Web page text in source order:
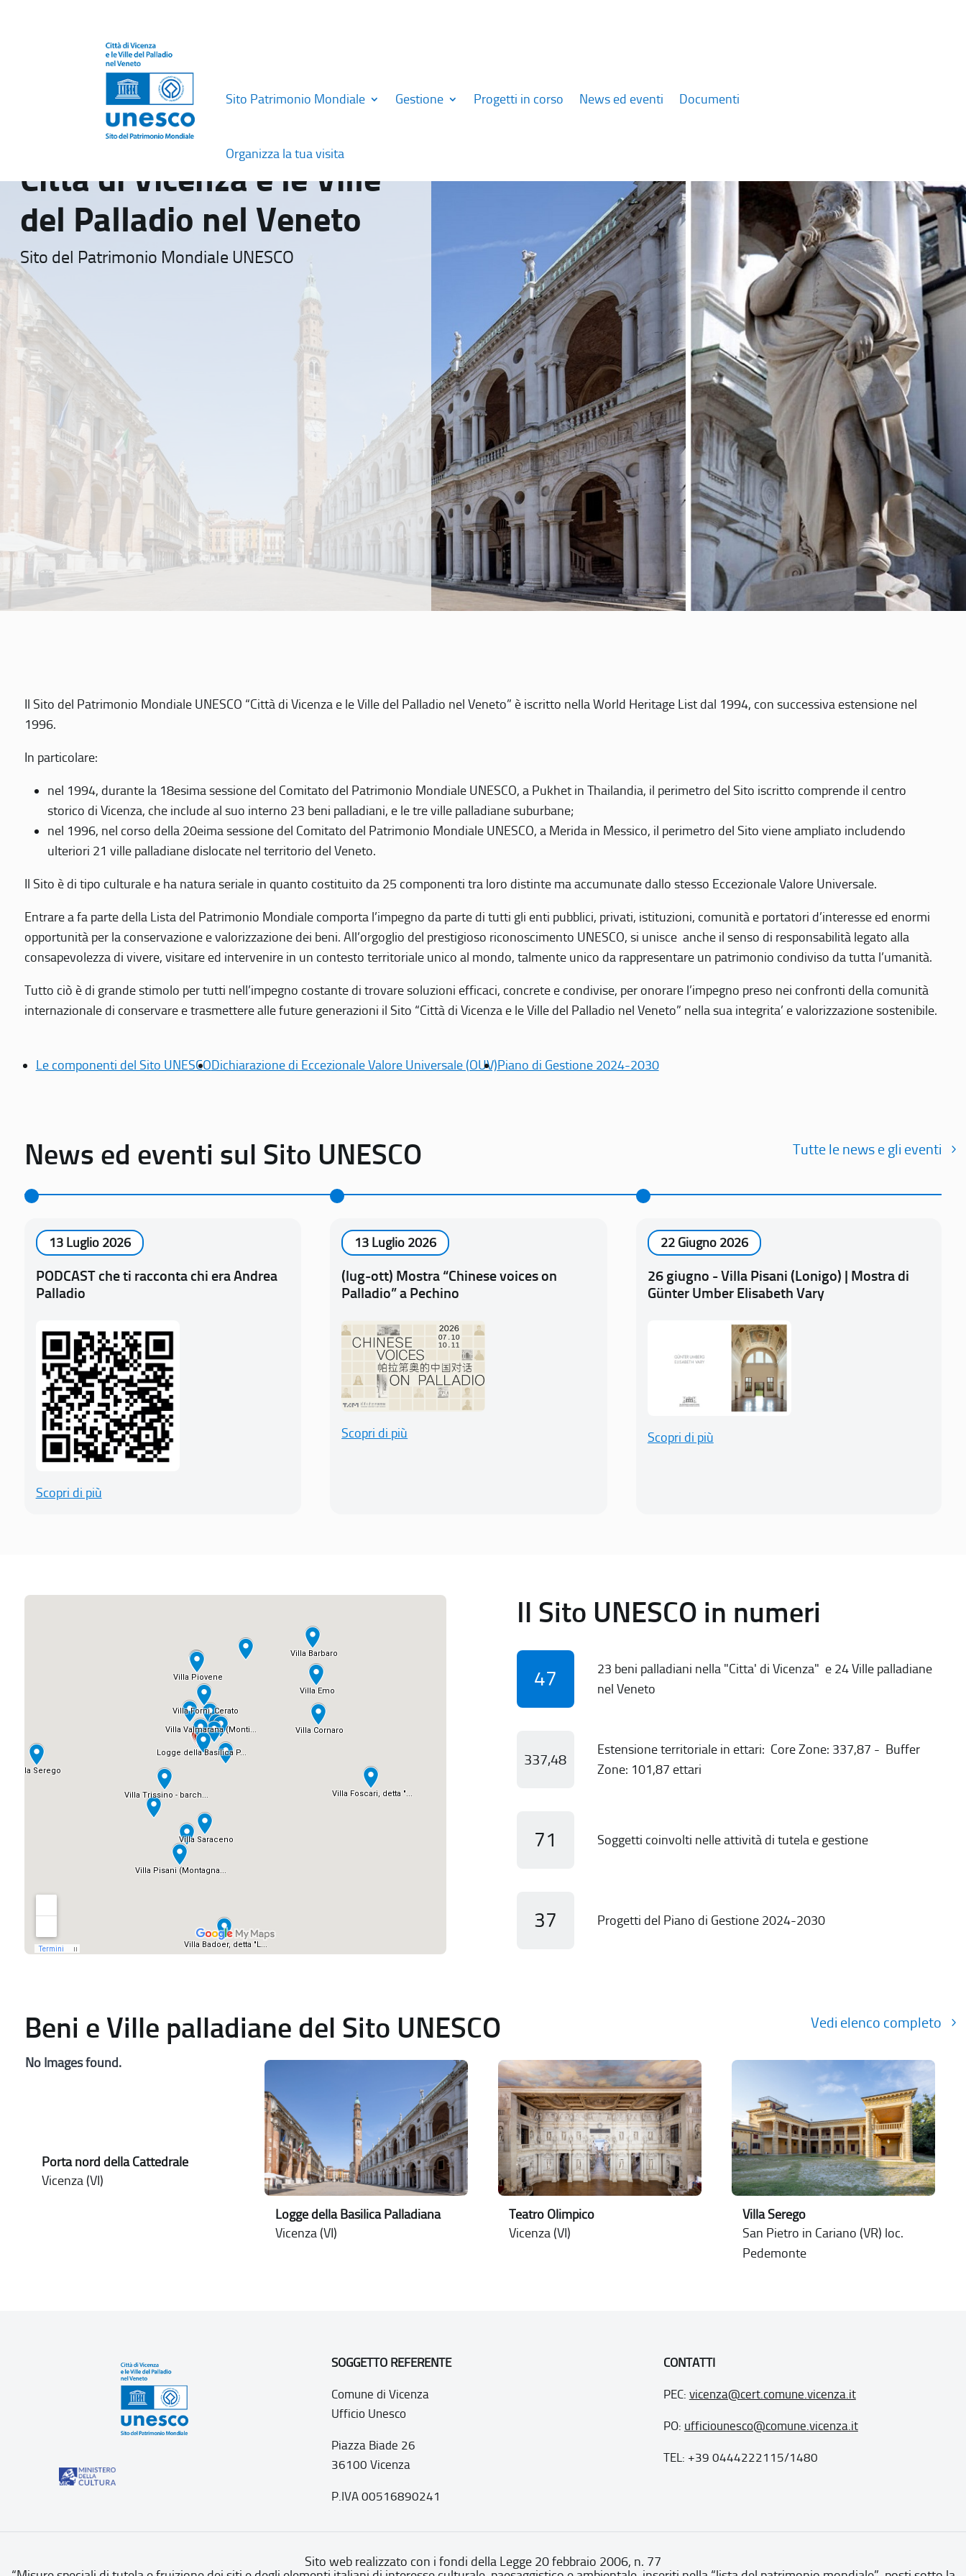
Sito Patrimonio Mondiale Gestione Progetti in corso News ed eventi Documenti
Organizza la tua visita
Città di Vicenza e le Ville
del Palladio nel Veneto
Sito del Patrimonio Mondiale UNESCO
Il Sito del Patrimonio Mondiale UNESCO “Città di Vicenza e le Ville del Palladio nel Veneto” è iscritto nella World Heritage List dal 1994, con successiva estensione nel
1996.
In particolare:
nel 1994, durante la 18esima sessione del Comitato del Patrimonio Mondiale UNESCO, a Pukhet in Thailandia, il perimetro del Sito iscritto comprende il centro
storico di Vicenza, che include al suo interno 23 beni palladiani, e le tre ville palladiane suburbane;
nel 1996, nel corso della 20eima sessione del Comitato del Patrimonio Mondiale UNESCO, a Merida in Messico, il perimetro del Sito viene ampliato includendo
ulteriori 21 ville palladiane dislocate nel territorio del Veneto.
Il Sito è di tipo culturale e ha natura seriale in quanto costituito da 25 componenti tra loro distinte ma accumunate dallo stesso Eccezionale Valore Universale.
Entrare a fa parte della Lista del Patrimonio Mondiale comporta l’impegno da parte di tutti gli enti pubblici, privati, istituzioni, comunità e portatori d’interesse ed enormi
opportunità per la conservazione e valorizzazione dei beni. All’orgoglio del prestigioso riconoscimento UNESCO, si unisce anche il senso di responsabilità legato alla
consapevolezza di vivere, visitare ed intervenire in un contesto territoriale unico al mondo, talmente unico da rappresentare un patrimonio condiviso da tutta l’umanità.
Tutto ciò è di grande stimolo per tutti nell’impegno costante di trovare soluzioni efficaci, concrete e condivise, per onorare l’impegno preso nei confronti della comunità
internazionale di conservare e trasmettere alle future generazioni il Sito “Città di Vicenza e le Ville del Palladio nel Veneto” nella sua integrita’ e valorizzazione sostenibile.
Le componenti del Sito UNESCODichiarazione di Eccezionale Valore Universale (OUV)Piano di Gestione 2024-2030
News ed eventi sul Sito UNESCO Tutte le news e gli eventi
13 Luglio 2026
PODCAST che ti racconta chi era Andrea
Palladio
Scopri di più
13 Luglio 2026
(lug-ott) Mostra “Chinese voices on
Palladio” a Pechino
Scopri di più
22 Giugno 2026
26 giugno - Villa Pisani (Lonigo) | Mostra di
Günter Umber Elisabeth Vary
Scopri di più
Il Sito UNESCO in numeri
47
23 beni palladiani nella "Citta' di Vicenza" e 24 Ville palladiane
nel Veneto
337,48
Estensione territoriale in ettari: Core Zone: 337,87 - Buffer
Zone: 101,87 ettari
71 Soggetti coinvolti nelle attività di tutela e gestione
37 Progetti del Piano di Gestione 2024-2030
Beni e Ville palladiane del Sito UNESCO Vedi elenco completo
No Images found.
Porta nord della Cattedrale
Vicenza (VI)
Logge della Basilica Palladiana
Vicenza (VI)
Teatro Olimpico
Vicenza (VI)
Villa Serego
San Pietro in Cariano (VR) loc.
Pedemonte
SOGGETTO REFERENTE
Comune di Vicenza
Ufficio Unesco
Piazza Biade 26
36100 Vicenza
P.IVA 00516890241
CONTATTI
PEC: vicenza@cert.comune.vicenza.it
PO: ufficiounesco@comune.vicenza.it
TEL: +39 0444222115/1480
Sito web realizzato con i fondi della Legge 20 febbraio 2006, n. 77